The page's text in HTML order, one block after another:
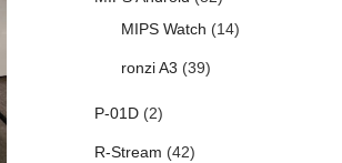
MIPS Watch (14)
ronzi A3 (39)
P-01D(2)
R-Stream (42)